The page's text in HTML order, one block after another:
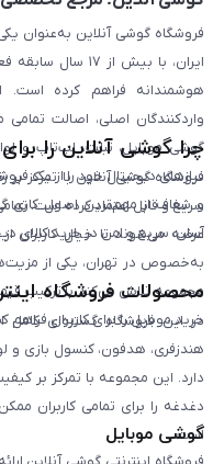
فروشگاه گوشی آنلاین به‌عنوان
ایران، با بیش از
هوشمندانه فراهم کرده است.
واردکنندگان اصلی، اصالت
گوشی موبایل، تبلت، لپ‌تاپ و
نیازهای دیجیتال خود را از یک
و شفاف از مهم‌ترین اصول کاری
آسان، سریع و امن در خرید کالای
چرا گوشی آنلاین را
فروشگاه گوشی آنلاین با تمرکز بر
سریع و قابل اعتماد کرده است.
عرضه می‌شوند تا خیال کاربران
به‌خصوص در تهران، یکی از
مجموعه تلاش می‌کند با ترکیب
خرید موبایل را برای کاربران فراهم
محصولات فروشگاه
در این فروشگاه گستره‌ای کامل
هندزفری، هدفون، کنسول بازی و
دارد. این مجموعه با تمرکز بر
دغدغه را برای تمامی کاربران
است:
گوشی موبایل